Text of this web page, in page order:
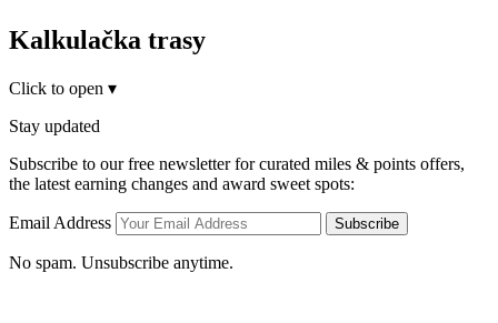
Kalkulačka trasy
Click to open ▾
Stay updated
Subscribe to our free newsletter for curated miles & points offers,
the latest earning changes and award sweet spots:
Email Address Subscribe
No spam. Unsubscribe anytime.